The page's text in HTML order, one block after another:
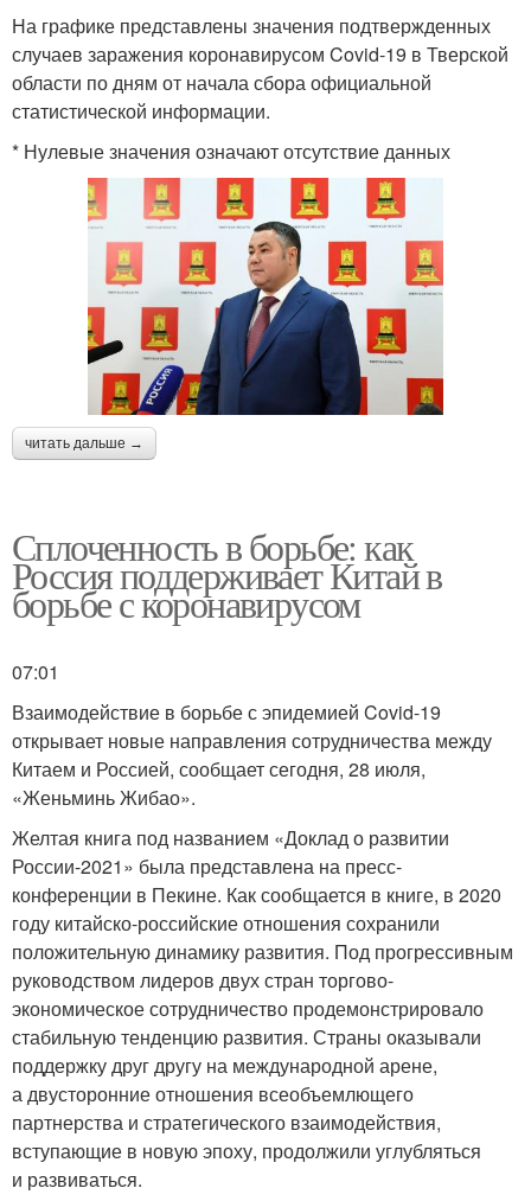
На графике представлены значения подтвержденных
случаев заражения коронавирусом Covid-19 в Тверской
области по дням от начала сбора официальной
статистической информации.
* Нулевые значения означают отсутствие данных
читать дальше →
Сплоченность в борьбе: как
Россия поддерживает Китай в
борьбе с коронавирусом
07:01
Взаимодействие в борьбе с эпидемией Covid-19
открывает новые направления сотрудничества между
Китаем и Россией, сообщает сегодня, 28 июля,
«Женьминь Жибао».
Желтая книга под названием «Доклад о развитии
России-2021» была представлена на пресс-
конференции в Пекине. Как сообщается в книге, в 2020
году китайско-российские отношения сохранили
положительную динамику развития. Под прогрессивным
руководством лидеров двух стран торгово-
экономическое сотрудничество продемонстрировало
стабильную тенденцию развития. Страны оказывали
поддержку друг другу на международной арене,
а двусторонние отношения всеобъемлющего
партнерства и стратегического взаимодействия,
вступающие в новую эпоху, продолжили углубляться
и развиваться.